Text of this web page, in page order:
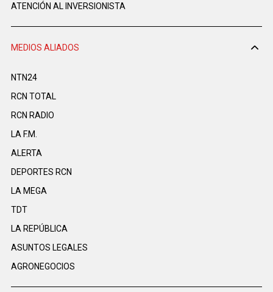
ATENCIÓN AL INVERSIONISTA
MEDIOS ALIADOS
NTN24
RCN TOTAL
RCN RADIO
LA F.M.
ALERTA
DEPORTES RCN
LA MEGA
TDT
LA REPÚBLICA
ASUNTOS LEGALES
AGRONEGOCIOS